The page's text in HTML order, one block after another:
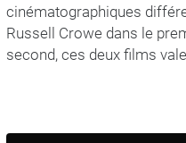
cinématographiques
Russell Crowe dans le
second, ces deux films